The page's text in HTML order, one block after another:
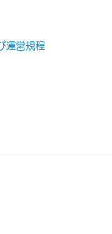
運営規程